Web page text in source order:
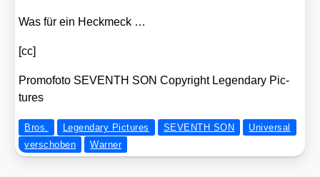
Was für ein Heck­meck …
[cc]
Pro­mo­fo­to SEVENTH SON Copy­right Legen­da­ry Pic­
tures
Bros. Legendary Pictures SEVENTH SON
Universal
verschoben
Warner